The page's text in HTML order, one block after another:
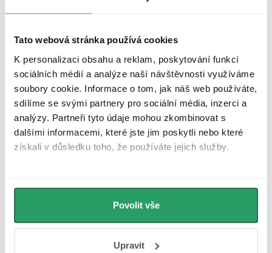
Tato webová stránka používá cookies
K personalizaci obsahu a reklam, poskytování funkcí
sociálních médií a analýze naší návštěvnosti využíváme
soubory cookie. Informace o tom, jak náš web používáte,
sdílíme se svými partnery pro sociální média, inzerci a
analýzy. Partneři tyto údaje mohou zkombinovat s
dalšími informacemi, které jste jim poskytli nebo které
získali v důsledku toho, že používáte jejich služby.
můžeme používat cookies pro analytiku a
personalizovanou reklamu. Jak Google zpracovává
osobní údaje najdete na stránkách
Povolit vše
Upravit
Prodloužená záruka 5 let
Parametry produktu
Recenze
Diskuse
Značka
Další inspirace